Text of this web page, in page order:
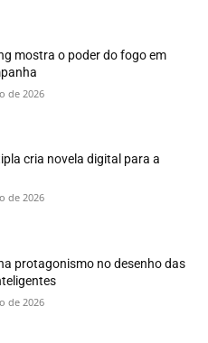
mostra o poder do fogo em
de 2026
cria novela digital para a
de 2026
protagonismo no desenho das
de 2026